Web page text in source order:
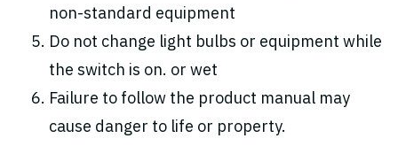
non-standard equipment
Do not change light bulbs or equipment while
the switch is on. or wet
Failure to follow the product manual may
cause danger to life or property.